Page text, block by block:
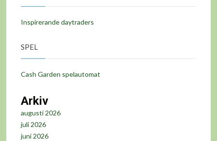
Inspirerande daytraders
SPEL
Cash Garden spelautomat
Arkiv
augusti 2026
juli 2026
juni 2026